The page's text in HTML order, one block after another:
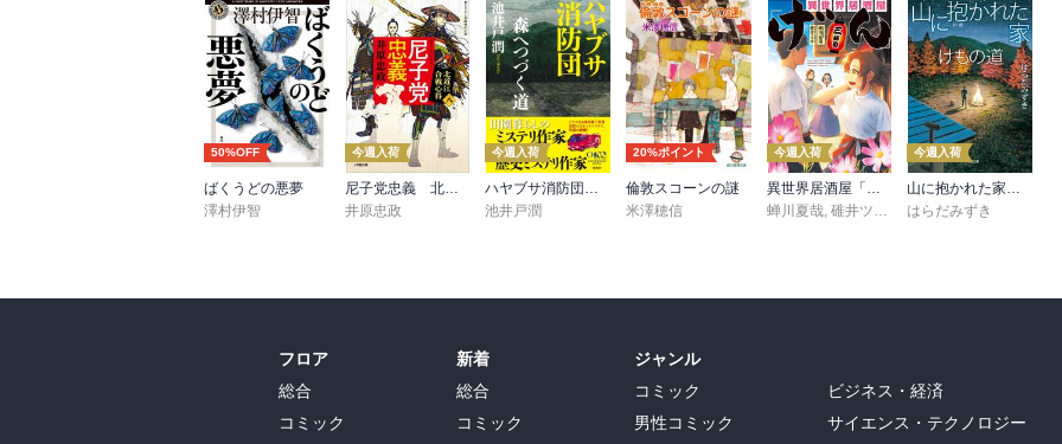
50%OFF
ばくうどの悪夢
澤村伊智
今週入荷
尼子党忠義 北近江合戦心得〈八〉
井原忠政
今週入荷
ハヤブサ消防団 森へつづく道
池井戸潤
20%ポイント
倫敦スコーンの謎
米澤穂信
今週入荷
異世界居酒屋「げん」三杯目
蝉川夏哉, 碓井ツカサ
今週入荷
山に抱かれた家 けもの道
はらだみずき
フロア
総合
コミック
新着
総合
コミック
ジャンル
コミック
男性コミック
ビジネス・経済
サイエンス・テクノロジー